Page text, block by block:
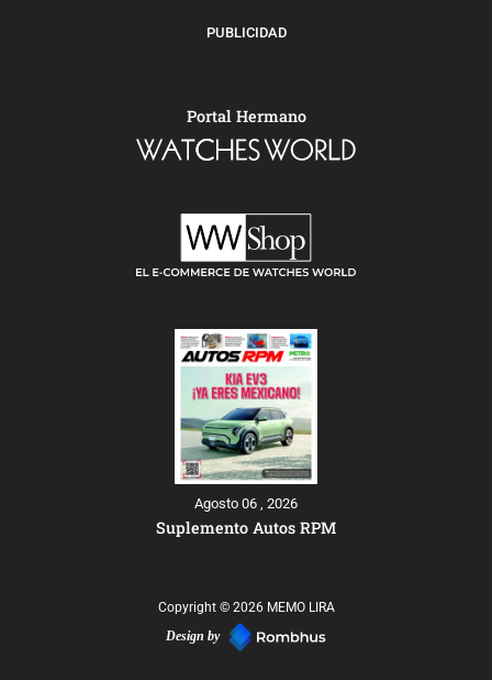
PUBLICIDAD
Portal Hermano
Agosto 06 , 2026
Suplemento Autos RPM
Copyright © 2026 MEMO LIRA
Design by